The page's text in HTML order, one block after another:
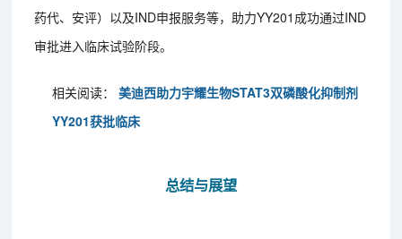
药代、安评）以及IND申报服务等，助力YY201成功通过IND
审批进入临床试验阶段。
相关阅读：美迪西助力宇耀生物STAT3双磷酸化抑制剂
YY201获批临床
总结与展望